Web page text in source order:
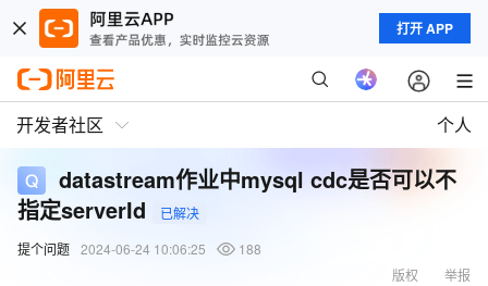
打开 APP
开发者社区 个人
datastream作业中mysql cdc是否可以不
指定serverId
已解决
提个问题 2024-06-24 10:06:25
188
举报
版权